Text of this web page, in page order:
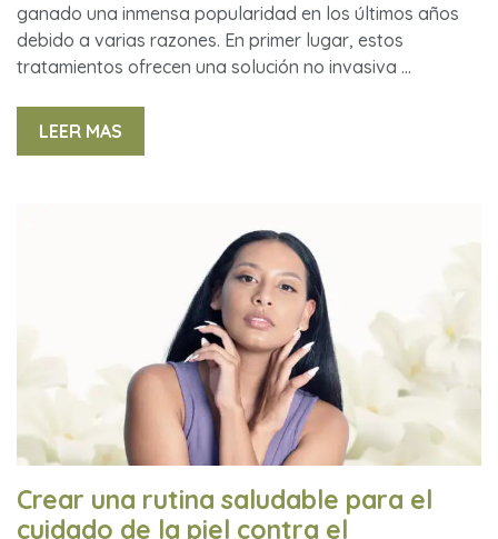
ganado una inmensa popularidad en los últimos años
debido a varias razones. En primer lugar, estos
tratamientos ofrecen una solución no invasiva …
LEER MAS
Crear una rutina saludable para el
cuidado de la piel contra el